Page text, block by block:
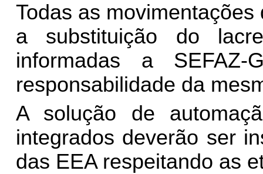
Todas as
a substituição do
informadas a
responsabilidade da
A solução de
integrados deverão ser
das EEA respeitando as